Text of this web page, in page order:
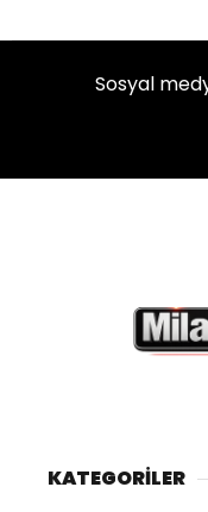
Sosyal
KATEGORİLER